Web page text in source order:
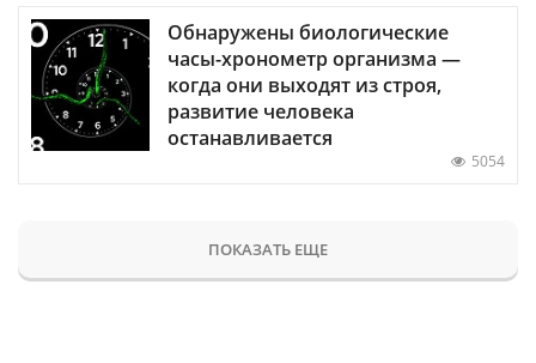
Обнаружены биологические
часы-хронометр организма —
когда они выходят из строя,
развитие человека
останавливается
5054
ПОКАЗАТЬ ЕЩЕ